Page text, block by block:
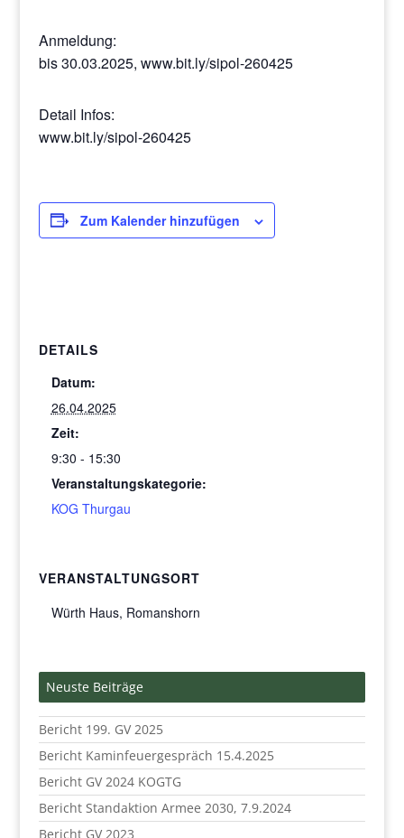
Anmeldung:
bis 30.03.2025, www.bit.ly/sipol-260425
Detail Infos:
www.bit.ly/sipol-260425
Zum Kalender hinzufügen
DETAILS
Datum:
26.04.2025
Zeit:
9:30 - 15:30
Veranstaltungskategorie:
KOG Thurgau
VERANSTALTUNGSORT
Würth Haus, Romanshorn
Neuste Beiträge
Bericht 199. GV 2025
Bericht Kaminfeuergespräch 15.4.2025
Bericht GV 2024 KOGTG
Bericht Standaktion Armee 2030, 7.9.2024
Bericht GV 2023